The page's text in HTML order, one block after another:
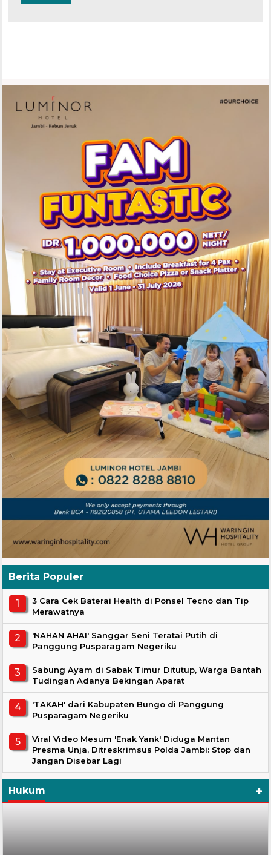
Berita Populer
3 Cara Cek Baterai Health di Ponsel Tecno dan Tip
Merawatnya
'NAHAN AHAI' Sanggar Seni Teratai Putih di
Panggung Pusparagam Negeriku
Sabung Ayam di Sabak Timur Ditutup, Warga Bantah
Tudingan Adanya Bekingan Aparat
'TAKAH' dari Kabupaten Bungo di Panggung
Pusparagam Negeriku
Viral Video Mesum 'Enak Yank' Diduga Mantan
Presma Unja, Ditreskrimsus Polda Jambi: Stop dan
Jangan Disebar Lagi
Hukum +